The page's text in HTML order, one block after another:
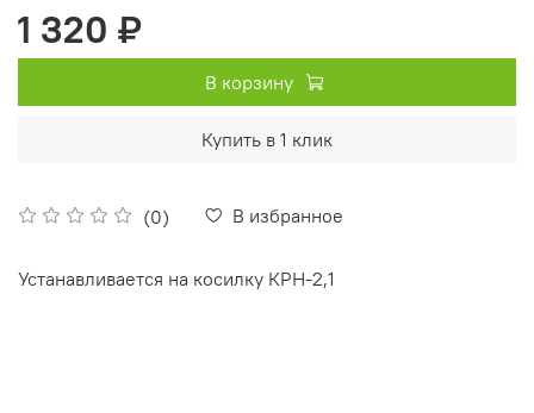
(0) В избранное
1 320 ₽
В корзину
Купить в 1 клик
Устанавливается на косилку КРН-2,1